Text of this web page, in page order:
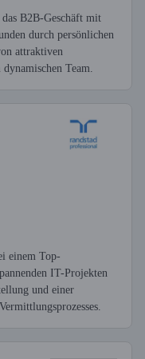
B2B-Geschäft mit
durch persönlichen
attraktiven
Team.
einem Top-
IT-Projekten
und einer